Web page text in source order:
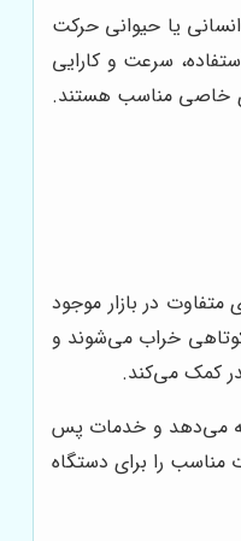
انسانی یا حیوانی حرکت
سرعت و کارایی
خاصی مناسب هستند.
در بازار موجود
کوتاهی خراب می‌شوند و
کمک می‌کند.
می‌دهد و خدمات پس
مناسب را برای دستگاه